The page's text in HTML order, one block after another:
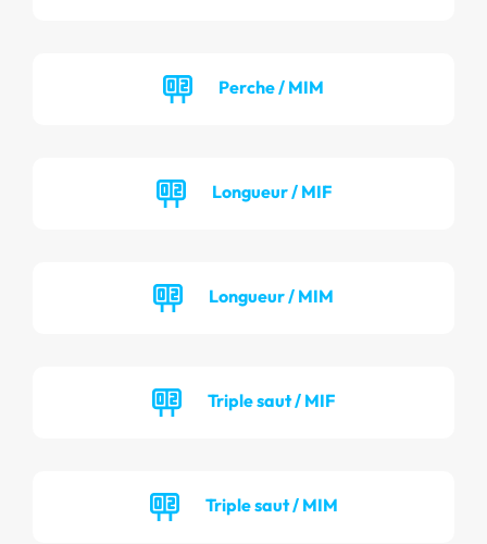
Perche / MIM
Longueur / MIF
Longueur / MIM
Triple saut / MIF
Triple saut / MIM